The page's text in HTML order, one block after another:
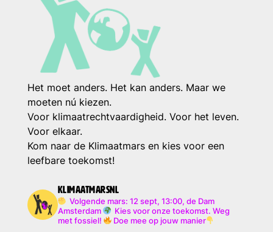
Het moet anders. Het kan anders. Maar we
moeten nú kiezen.
Voor klimaatrechtvaardigheid. Voor het leven.
Voor elkaar.
Kom naar de Klimaatmars en kies voor een
leefbare toekomst!
klimaatmarsnl
Volgende mars: 12 sept, 13:00, de Dam
Amsterdam
Kies voor onze toekomst. Weg
met fossiel!
Doe mee op jouw manier